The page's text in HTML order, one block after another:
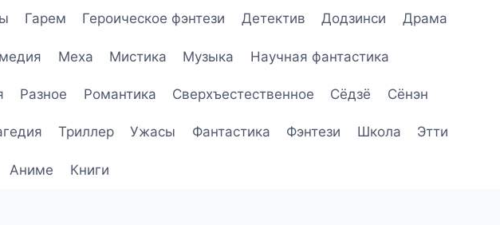
Гарем Героическое фэнтези Детектив Додзинси Драма
Меха Мистика Музыка Научная фантастика
Разное Романтика Сверхъестественное Сёдзё Сёнэн
Триллер Ужасы Фантастика Фэнтези Школа Этти
Аниме Книги